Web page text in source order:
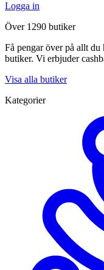
Logga in
Över 1290 butiker
Få pengar över på allt du
butiker. Vi erbjuder
Visa alla butiker
Kategorier